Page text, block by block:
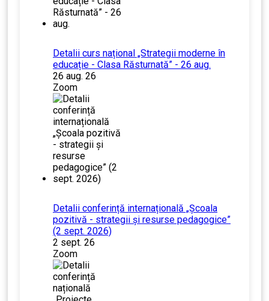
Detalii curs național „Strategii moderne în
educație - Clasa Răsturnată” - 26 aug.
26 aug. 26
Zoom
Detalii conferință internațională „Școala
pozitivă - strategii și resurse pedagogice”
(2 sept. 2026)
2 sept. 26
Zoom